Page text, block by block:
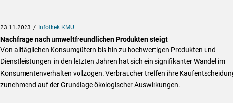
23.11.2023 Infothek KMU
Nachfrage nach umweltfreundlichen Produkten steigt
Von alltäglichen Konsumgütern bis hin zu hochwertigen Produkten und
Dienstleistungen: in den letzten Jahren hat sich ein signifikanter Wandel im
Konsumentenverhalten vollzogen. Verbraucher treffen ihre
zunehmend auf der Grundlage ökologischer Auswirkungen.